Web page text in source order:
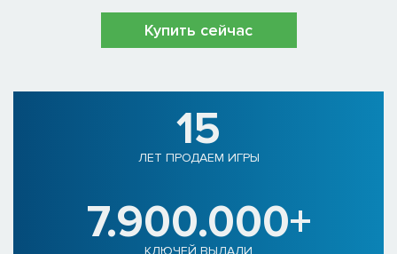
Купить сейчас
15
ЛЕТ ПРОДАЕМ ИГРЫ
7.900.000+